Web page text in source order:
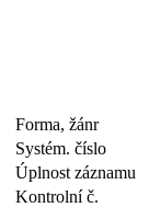
Forma, žánr
Systém. číslo
Úplnost záznamu
Kontrolní č.